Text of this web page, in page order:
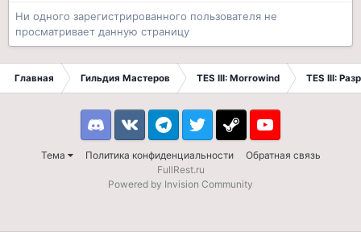
Ни одного зарегистрированного пользователя не
просматривает данную страницу
Главная Гильдия Мастеров TES III: Morrowind TES III:
Тема Политика конфиденциальности Обратная связь
DiscordVK TelegramTwitter Steam Youtube
FullRest.ru
Powered by Invision Community